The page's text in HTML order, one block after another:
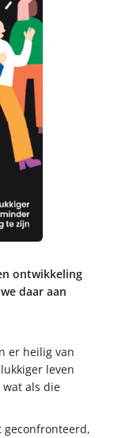
ontwikkeling
daar aan
er heilig van
leven
als die
geconfronteerd,